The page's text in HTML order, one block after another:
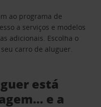
ao programa de
a serviços e modelos
adicionais. Escolha o
carro de aluguer.
está
e a